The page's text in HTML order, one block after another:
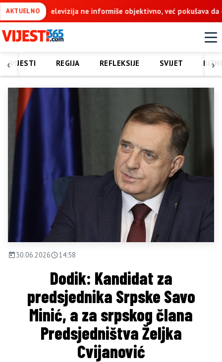
AKTUELNOveć pokušava da ospori vodovod na Vučijaku Dodik:
‹ ›
VIJESTI REGIJA REFLEKSIJE SVIJET
30.06.2026 14:58
Dodik: Kandidat za
predsjednika Srpske Savo
Minić, a za srpskog člana
Predsjedništva Željka
Cvijanović